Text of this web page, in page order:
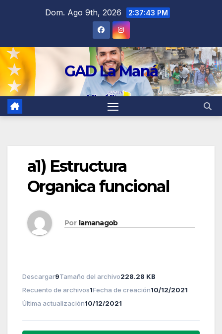
Dom. Ago 9th, 2026 2:37:44 PM
GAD La Maná
a1) Estructura
Organica funcional
Por lamanagob
Descargar9Tamaño del archivo228.28 KB
Recuento de archivos1Fecha de creación10/12/2021
Última actualización10/12/2021